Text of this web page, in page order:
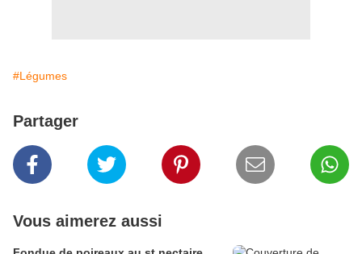
#Légumes
Partager
Vous aimerez aussi